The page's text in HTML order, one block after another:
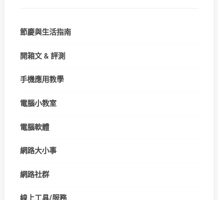
節慶與生活指南
開箱文 & 評測
手機應用教學
電腦小教室
電腦軟體
網路大小事
網路社群
線上工具/服務